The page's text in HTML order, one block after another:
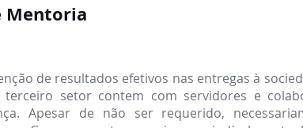
Mentoria
de resultados efetivos nas entregas à
setor contem com servidores e
Apesar de não ser requerido,